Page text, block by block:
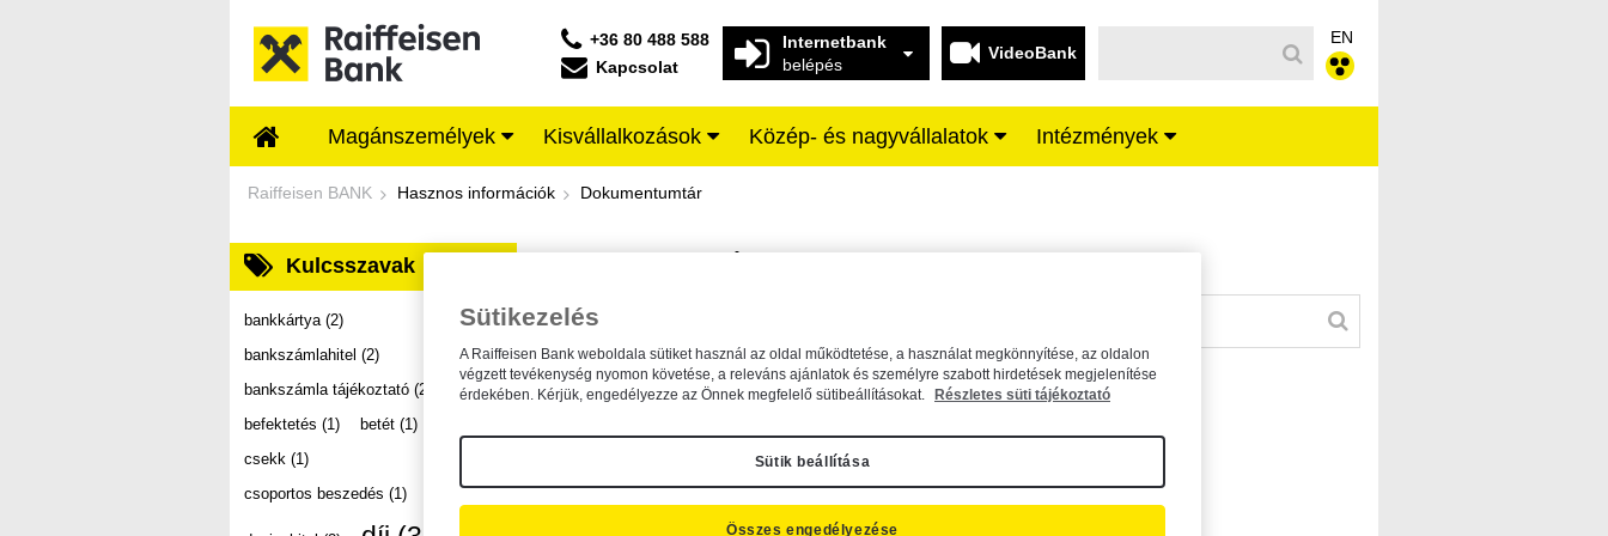
+36 80 488 588
Kapcsolat
Internetbank
belépés
VideoBank
EN
Magánszemélyek Kisvállalkozások Közép- és nagyvállalatok Intézmények
Dokumentumtár - Raiffeisen BANK
Raiffeisen BANK Hasznos információk Dokumentumtár
Kulcsszavak
bankkártya (2)
bankszámlahitel (2)
bankszámla tájékoztató (2)
befektetés (1) betét (1)
csekk (1)
csoportos beszedés (1)
A dokumentum kereséséhez kérjük, írja be a keresőszót a mezőbe.
Sütikezelés
A Raiffeisen Bank weboldala sütiket használ az oldal működtetése, a használat megkönnyítése, az oldalon
végzett tevékenység nyomon követése, a releváns ajánlatok és személyre szabott hirdetések megjelenítése
érdekében. Kérjük, engedélyezze az Önnek megfelelő sütibeállításokat.
Részletes süti tájékoztató
Sütik beállítása
Összes engedélyezése